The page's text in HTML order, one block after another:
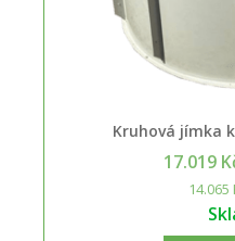
Kruhová jímka
17.019
14.065